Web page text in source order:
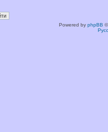
Powered by phpBB